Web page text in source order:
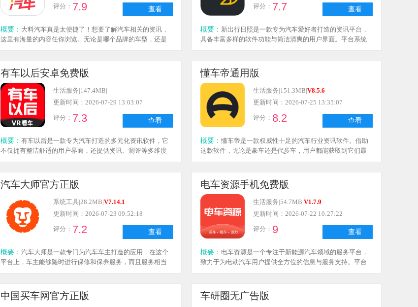
查看
评分： 7.9
概要： 大料汽车真是太便捷了！想要了解汽车相关的资讯，
这里有海量的内容任你浏览。无论是哪个品牌的车型，还是
新车动态。不管是汽车小白还是汽车爱好者，使用它都非常
顺手，赶紧来体验吧。
查看
评分： 7.7
概要： 新出行日照是一款专为汽车爱好者打造的资讯平台，
具备丰富多样的软件功能与简洁清爽的用户界面。平台系统
时车价，以便以更优惠的价格购入心仪车辆。
有车以后安卓免费版
查看
生活服务|147.4MB|
更新时间：2026-07-29 13:03:07
评分： 7.3
概要： 有车以后是一款专为汽车打造的多元化资讯软件，它
不仅拥有整洁舒适的用户界面，还提供资讯、测评等多维度
后还能在社交群里和其他用户交流心得。对这款软件感兴趣
的小伙伴，赶紧来体验吧！
懂车帝通用版
查看
生活服务|151.3MB|V8.5.6
更新时间：2026-07-25 13:35:07
评分： 8.2
概要： 懂车帝是一款权威性十足的汽车行业资讯软件。借助
这款软件，无论是豪车还是代步车，用户都能获取到它们最
购车做好充分准备。软件里用户可以在线提问并解决问题，
不少业界资深人士都会为你答疑解惑，近期有购车计划或者
打算买车的小伙伴可千万别错过这款软件！
汽车大师官方正版
查看
系统工具|28.2MB|V7.14.1
更新时间：2026-07-23 09:52:18
评分： 7.2
概要： 汽车大师是一款专门为汽车车主打造的应用，在这个
平台上，车主能够随时进行保修和保养服务，而且服务相当
其他用户互动交流，目前已有不少车主在使用这款软件，赶
紧来体验一下吧。
电车资源手机免费版
查看
生活服务|54.7MB|V1.7.9
更新时间：2026-07-22 10:27:22
评分： 9
概要： 电车资源是一个专注于新能源汽车领域的服务平台，
致力于为电动汽车用户提供全方位的信息与服务支持。平台
户更深入地了解并高效使用新能源汽车。借助电车资源，用
户能够便捷掌握电动汽车的市场动态、技术发展趋势以及相
中国买车网官方正版 车研圈无广告版